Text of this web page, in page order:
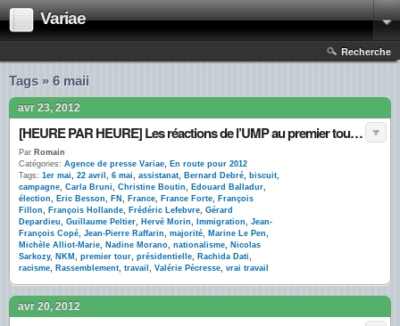
Variae
Recherche
Tags » 6 maii
avr 23, 2012
[HEURE PAR HEURE] Les réactions de l’UMP au premier tour sur Twitter
Par Romain
Catégories: Agence de presse Variae, En route pour 2012
Tags: 1er mai, 22 avril , 6 mai, assistanat, Bernard Debré, biscuit,
campagne, Carla Bruni, Christine Boutin, Edouard Balladur,
élection, Eric Besson, FN , France, France Forte, François
Fillon, François Hollande, Frédéric Lefebvre, Gérard
Depardieu, Guillaume Peltier, Hervé Morin, Immigration, Jean-
François Copé, Jean-Pierre Raffarin, majorité, Marine Le Pen,
Michèle Alliot-Marie, Nadine Morano, nationalisme, Nicolas
Sarkozy, NKM , premier tour, présidentielle, Rachida Dati,
racisme, Rassemblement, travail , Valérie Pécresse, vrai travail
avr 20, 2012